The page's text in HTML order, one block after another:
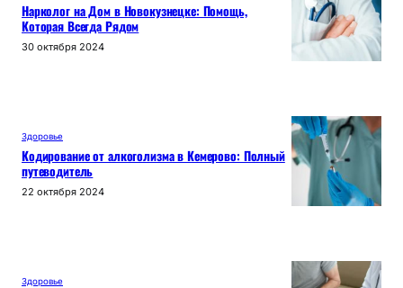
Нарколог на Дом в Новокузнецке: Помощь,
Которая Всегда Рядом
30 октября 2024
Здоровье
Кодирование от алкоголизма в Кемерово: Полный
путеводитель
22 октября 2024
Здоровье